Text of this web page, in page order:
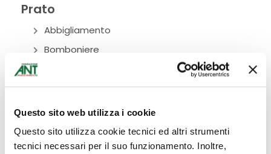
Questo sito web utilizza i cookie
Questo sito utilizza cookie tecnici ed altri strumenti
tecnici necessari per il suo funzionamento. Inoltre,
Prato
Abbigliamento
Bomboniere
Ciclamini
Cura del corpo
Donazioni
eventi